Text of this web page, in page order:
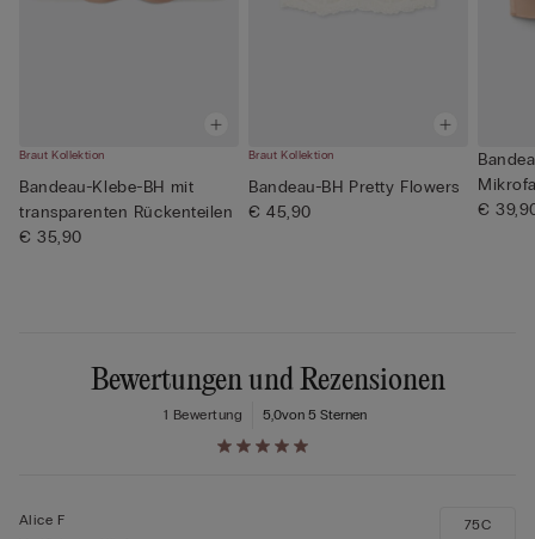
Braut Kollektion
Bandeau-Klebe-BH mit
transparenten Rückenteilen
€ 35,90
Braut Kollektion
Bandeau-BH Pretty Flowers
€ 45,90
€
Bewertungen und Rezensionen
5,0von 5 Sternen
1 Bewertung
Alice F
75C